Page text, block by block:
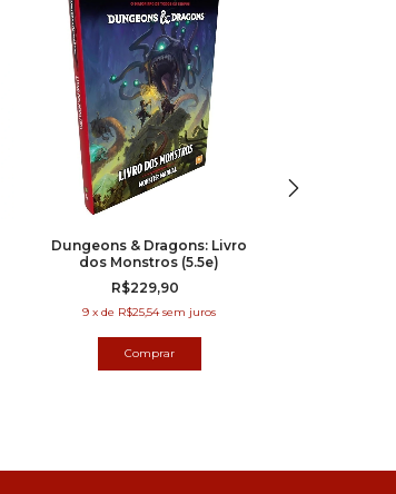
Dungeons & Dragons: Livro
dos Monstros (5.5e)
R$229,90
9 x de R$25,54 sem juros